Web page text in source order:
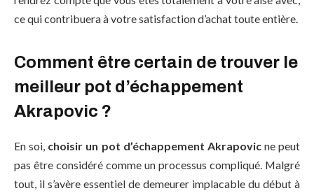
ce qui contribuera à votre satisfaction d’achat toute entière.
Comment être certain de trouver le
meilleur pot d’échappement
Akrapovic ?
En soi, choisir un pot d’échappement Akrapovicne peut
pas être considéré comme un processus compliqué. Malgré
tout, il s’avère essentiel de demeurer implacable du début à